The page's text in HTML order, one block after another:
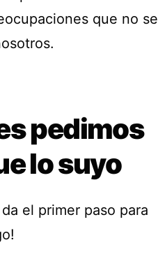
que no se
pedimos
lo suyo
el primer paso para